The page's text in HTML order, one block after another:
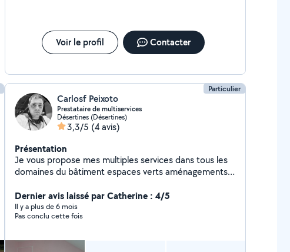
Voir le profil Contacter
Particulier
Carlosf Peixoto
Prestataire de multiservices
Désertines (Désertines)
3,3/5 (4 avis)
Présentation
Je vous propose mes multiples services dans tous les
domaines du bâtiment espaces verts aménagements
Dernier avis laissé par Catherine : 4/5
Il y a plus de 6 mois
Pas conclu cette fois